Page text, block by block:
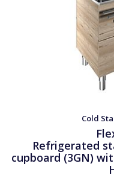
Cold
Refrigerated
cupboard (3GN)